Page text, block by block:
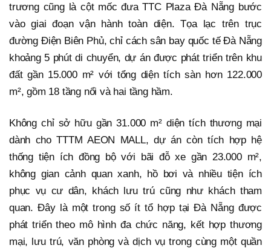
trương cũng là cột mốc đưa TTC Plaza Đà Nẵng bước
vào giai đoạn vận hành toàn diện. Tọa lạc trên trục
đường Điện Biên Phủ, chỉ cách sân bay quốc tế Đà Nẵng
khoảng 5 phút di chuyển, dự án được phát triển trên khu
đất gần 15.000 m² với tổng diện tích sàn hơn 122.000
m², gồm 18 tầng nổi và hai tầng hầm.
Không chỉ sở hữu gần 31.000 m² diện tích thương mại
dành cho TTTM AEON MALL, dự án còn tích hợp hệ
thống tiện ích đồng bộ với bãi đỗ xe gần 23.000 m²,
không gian cảnh quan xanh, hồ bơi và nhiều tiện ích
phục vụ cư dân, khách lưu trú cũng như khách tham
quan. Đây là một trong số ít tổ hợp tại Đà Nẵng được
phát triển theo mô hình đa chức năng, kết hợp thương
mại, lưu trú, văn phòng và dịch vụ trong cùng một quần